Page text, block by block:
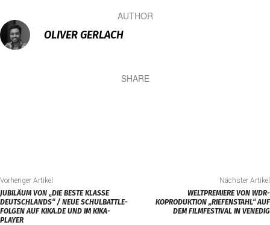
AUTHOR
OLIVER GERLACH
SHARE
Vorheriger Artikel
JUBILÄUM VON „DIE BESTE KLASSE
DEUTSCHLANDS“ / NEUE SCHULBATTLE-
FOLGEN AUF KIKA.DE UND IM KIKA-
PLAYER
Nächster Artikel
WELTPREMIERE VON WDR-
KOPRODUKTION „RIEFENSTAHL“ AUF
DEM FILMFESTIVAL IN VENEDIG